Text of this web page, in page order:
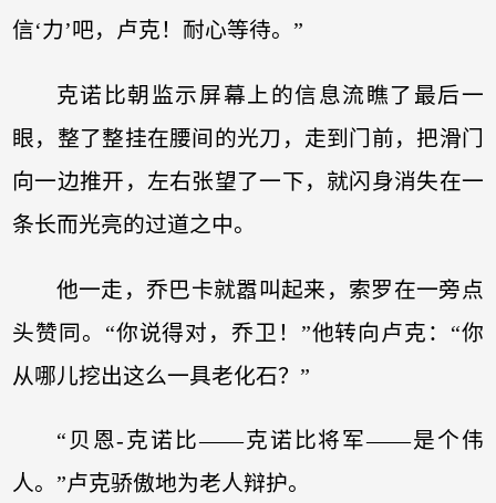
信‘力’吧，卢克！耐心等待。”
克诺比朝监示屏幕上的信息流瞧了最后一
眼，整了整挂在腰间的光刀，走到门前，把滑门
向一边推开，左右张望了一下，就闪身消失在一
条长而光亮的过道之中。
他一走，乔巴卡就嚣叫起来，索罗在一旁点
头赞同。“你说得对，乔卫！”他转向卢克：“你
从哪儿挖出这么一具老化石？”
“贝恩-克诺比——克诺比将军——是个伟
人。”卢克骄傲地为老人辩护。